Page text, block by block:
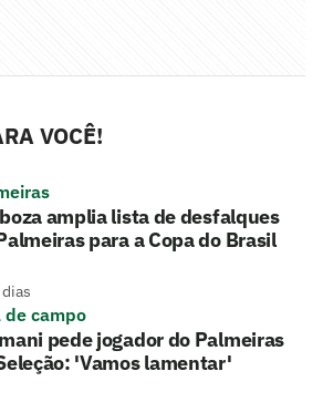
VOCÊ!
amplia lista de desfalques
para a Copa do Brasil
de campo
pede jogador do Palmeiras
'Vamos lamentar'